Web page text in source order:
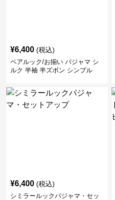
¥6,400 (税込)
ペアルック/お揃い パジャマ シ
ルク 半袖 半ズボン シンプル
¥6,400 (税込)
シミラールックパジャマ・セッ